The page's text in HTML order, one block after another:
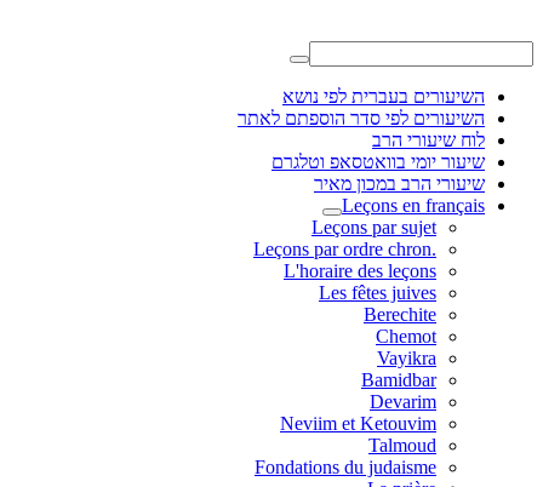
השיעורים בעברית לפי נושא
השיעורים לפי סדר הוספתם לאתר
לוח שיעורי הרב
שיעור יומי בוואטסאפ וטלגרם
שיעורי הרב במכון מאיר
Leçons en français
Leçons par sujet
.Leçons par ordre chron
L'horaire des leçons
Les fêtes juives
Berechite
Chemot
Vayikra
Bamidbar
Devarim
Neviim et Ketouvim
Talmoud
Fondations du judaisme